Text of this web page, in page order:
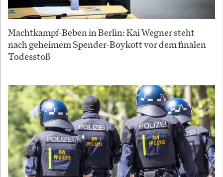
Machtkampf-Beben in Berlin: Kai Wegner steht
nach geheimem Spender-Boykott vor dem finalen
Todesstoß